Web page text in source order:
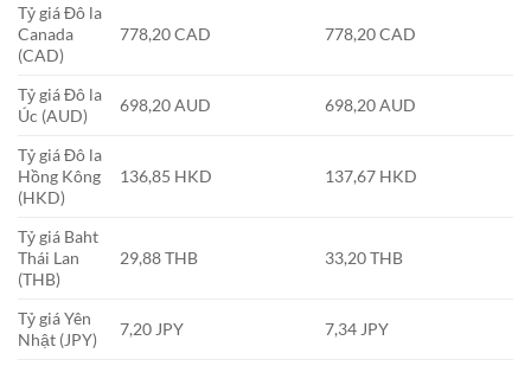
Tỷ giá Đô la
Canada
(CAD)
778,20 CAD 778,20 CAD
Tỷ giá Đô la
Úc (AUD)
698,20 AUD 698,20 AUD
Tỷ giá Đô la
Hồng Kông
(HKD)
136,85 HKD 137,67 HKD
Tỷ giá Baht
Thái Lan
(THB)
29,88 THB 33,20 THB
Tỷ giá Yên
Nhật (JPY)
7,20 JPY 7,34 JPY